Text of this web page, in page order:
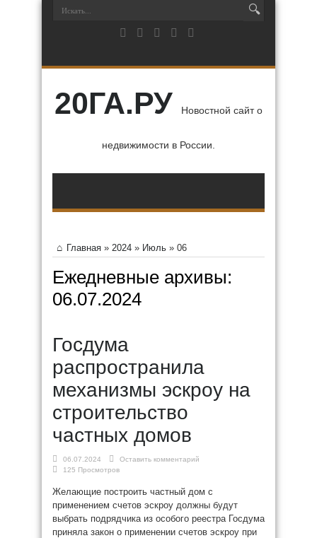
20ГА.РУ Новостной сайт о
недвижимости в России.
Главная » 2024 » Июль » 06
Ежедневные архивы:
06.07.2024
Госдума
распространила
механизмы эскроу на
строительство
частных домов
06.07.2024
Оставить комментарий
125 Просмотров
Желающие построить частный дом с
применением счетов эскроу должны будут
выбрать подрядчика из особого реестра Госдума
приняла закон о применении счетов эскроу при